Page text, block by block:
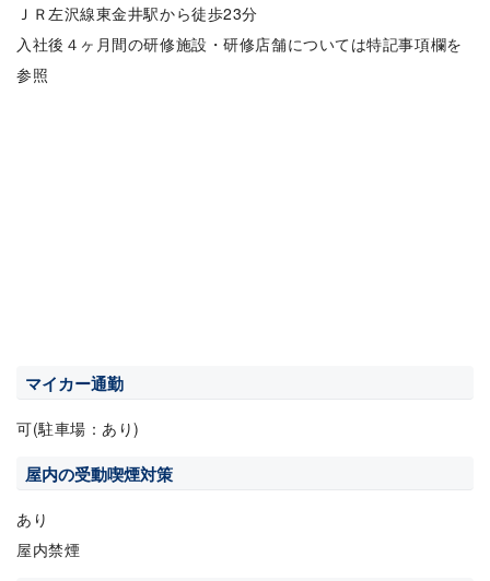
ＪＲ左沢線東金井駅から徒歩23分
入社後４ヶ月間の研修施設・研修店舗については特記事項欄を
参照
マイカー通勤
可(駐車場：あり)
屋内の受動喫煙対策
あり
屋内禁煙